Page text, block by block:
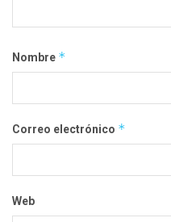
Nombre *
Correo electrónico *
Web